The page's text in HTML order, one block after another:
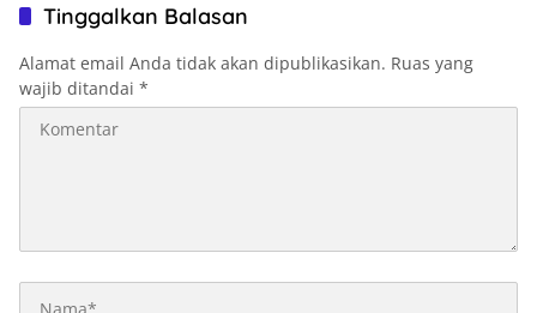
Tinggalkan Balasan
Alamat email Anda tidak akan dipublikasikan. Ruas yang
wajib ditandai *